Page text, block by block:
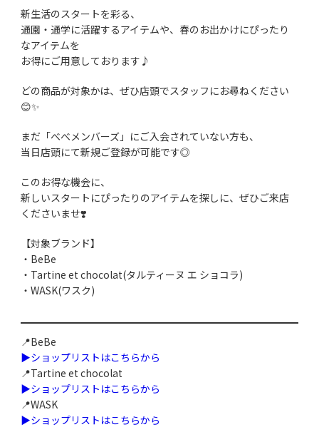
新生活のスタートを彩る、
通園・通学に活躍するアイテムや、春のお出かけにぴったり
なアイテムを
お得にご用意しております♪
どの商品が対象かは、ぜひ店頭でスタッフにお尋ねください
😊✨
まだ「べべメンバーズ」にご入会されていない方も、
当日店頭にて新規ご登録が可能です◎
このお得な機会に、
新しいスタートにぴったりのアイテムを探しに、ぜひご来店
くださいませ❣️
【対象ブランド】
・BeBe
・Tartine et chocolat(タルティーヌ エ ショコラ)
・WASK(ワスク)
📍BeBe
▶ショップリストはこちらから
📍Tartine et chocolat
▶ショップリストはこちらから
📍WASK
▶ショップリストはこちらから